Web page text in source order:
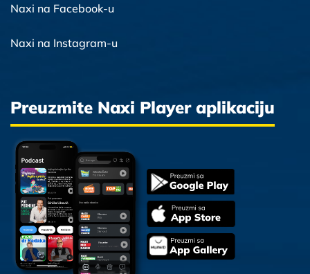
Naxi na Facebook-u
Naxi na Instagram-u
Preuzmite Naxi Player aplikaciju